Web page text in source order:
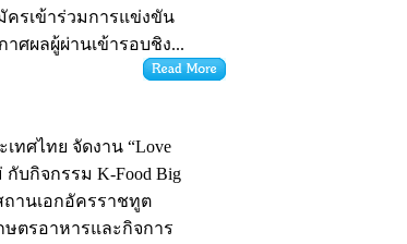
ครเข้าร่วมการแข่งขัน
าศผลผู้ผ่านเข้ารอบชิง...
ทศไทย จัดงาน “Love
กับกิจกรรม K-Food Big
ถานเอกอัครราชทูต
ษตรอาหารและกิจการ